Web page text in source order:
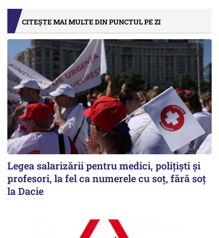
CITEȘTE MAI MULTE DIN PUNCTUL PE ZI
Legea salarizării pentru medici, polițiști și
profesori, la fel ca numerele cu soț, fără soț
la Dacie